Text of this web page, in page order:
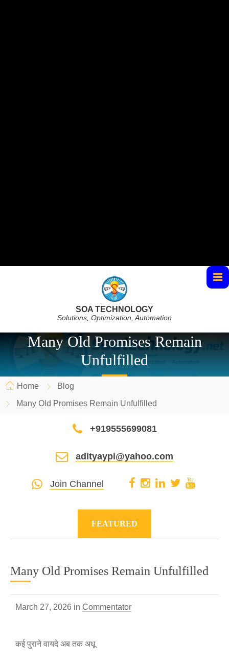
SOA TECHNOLOGY
Solutions, Optimization, Automation
Many Old Promises Remain
Unfulfilled
Home
Blog
Many Old Promises Remain Unfulfilled
+919555699081
adityaypi@yahoo.com
Join Channel
FEATURED
Many Old Promises Remain Unfulfilled
March 27, 2026 in Commentator
कई पुराने वायदे अब तक अधू